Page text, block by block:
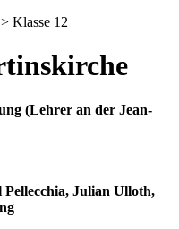
> Klasse 12
(Lehrer an der Jean-
Julian Ulloth,